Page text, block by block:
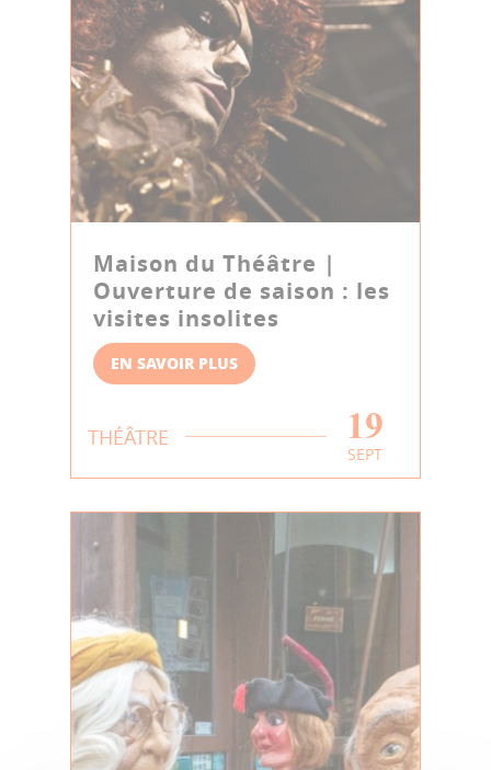
Maison du Théâtre |
Ouverture de saison : les
visites insolites
EN SAVOIR PLUS
THÉÂTRE 19
SEPT